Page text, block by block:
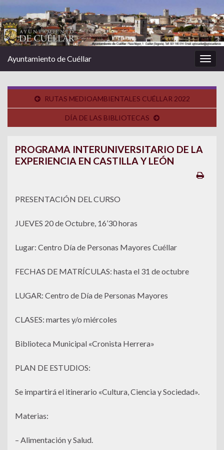
la
Ayuntamiento de Cuéllar
RUTAS MEDIOAMBIENTALES CUÉLLAR 2022
DÍA DE LAS BIBLIOTECAS
PROGRAMA INTERUNIVERSITARIO DE LA
EXPERIENCIA EN CASTILLA Y LEÓN
PRESENTACIÓN DEL CURSO
JUEVES 20 de Octubre, 16’30 horas
Lugar: Centro Día de Personas Mayores Cuéllar
FECHAS DE MATRÍCULAS: hasta el 31 de octubre
LUGAR: Centro de Día de Personas Mayores
CLASES: martes y/o miércoles
Biblioteca Municipal «Cronista Herrera»
PLAN DE ESTUDIOS:
Se impartirá el itinerario «Cultura, Ciencia y Sociedad».
Materias:
– Alimentación y Salud.